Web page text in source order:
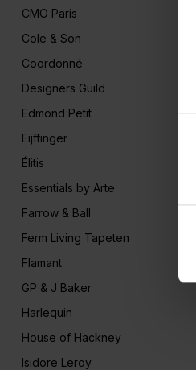
CMO Paris
Cole & Son
Coordonné
Designers Guild
Edmond Petit
Eijffinger
Élitis
Essentials by Arte
Farrow & Ball
Ferm Living Tapeten
Flamant
GP & J Baker
Harlequin
House of Hackney
Isidore Leroy